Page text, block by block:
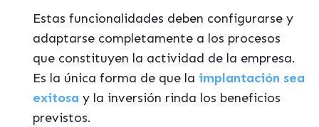
Estas funcionalidades deben configurarse y
adaptarse completamente a los procesos
que constituyen la actividad de la empresa.
Es la única forma de que la implantación sea
exitosa y la inversión rinda los beneficios
previstos.